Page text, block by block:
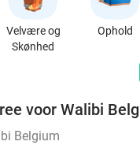
Velvære og
Skønhed
Ophold
voor Walibi
Belgium